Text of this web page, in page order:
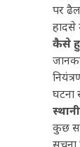
पर
हादसे
कैसे
घटना
कुछ